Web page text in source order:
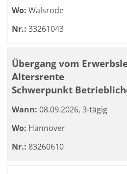
Wo: Walsrode
Nr.: 33261043
Übergang vom
Altersrente
Schwerpunkt
Wann: 08.09.2026, 3-tägig
Wo: Hannover
Nr.: 83260610